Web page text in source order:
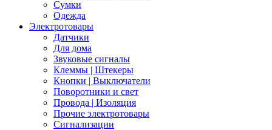
Сумки
Одежда
Электротовары
Датчики
Для дома
Звуковые сигналы
Клеммы | Штекеры
Кнопки | Выключатели
Поворотники и свет
Провода | Изоляция
Прочие электротовары
Сигнализации